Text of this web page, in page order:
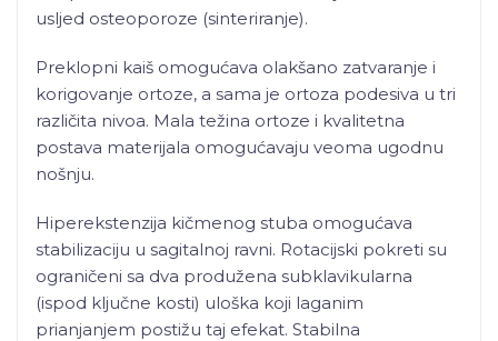
usljed osteoporoze (sinteriranje).
Preklopni kaiš omogućava olakšano zatvaranje i
korigovanje ortoze, a sama je ortoza podesiva u tri
različita nivoa. Mala težina ortoze i kvalitetna
postava materijala omogućavaju veoma ugodnu
nošnju.
Hiperekstenzija kičmenog stuba omogućava
stabilizaciju u sagitalnoj ravni. Rotacijski pokreti su
ograničeni sa dva produžena subklavikularna
(ispod ključne kosti) uloška koji laganim
prianjanjem postižu taj efekat. Stabilna